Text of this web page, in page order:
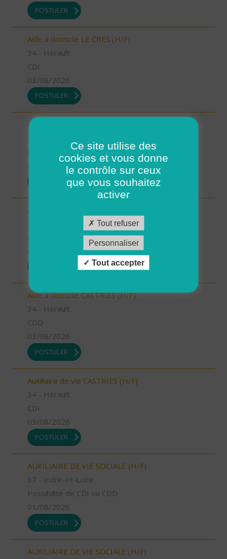
POSTULER
Aide à domicile LE CRES (H/F)
34 - Hérault
CDI
03/08/2026
POSTULER
Aide à domicile GANGES (H/F)
03/08/2026
POSTULER
Auxiliaire de vie GANGES (H/F)
Aide à domicile CASTRIES (H/F)
34 - Hérault
CDD
03/08/2026
POSTULER
Auxiliaire de vie CASTRIES (H/F)
34 - Hérault
CDI
03/08/2026
POSTULER
AUXILIAIRE DE VIE SOCIALE (H/F)
37 - Indre-et-Loire
Possibilité de CDI ou CDD
01/08/2026
POSTULER
AUXILIAIRE DE VIE SOCIALE (H/F)
Ce site utilise des
cookies et vous donne
le contrôle sur ceux
que vous souhaitez
activer
Tout refuser
Personnaliser
Tout accepter